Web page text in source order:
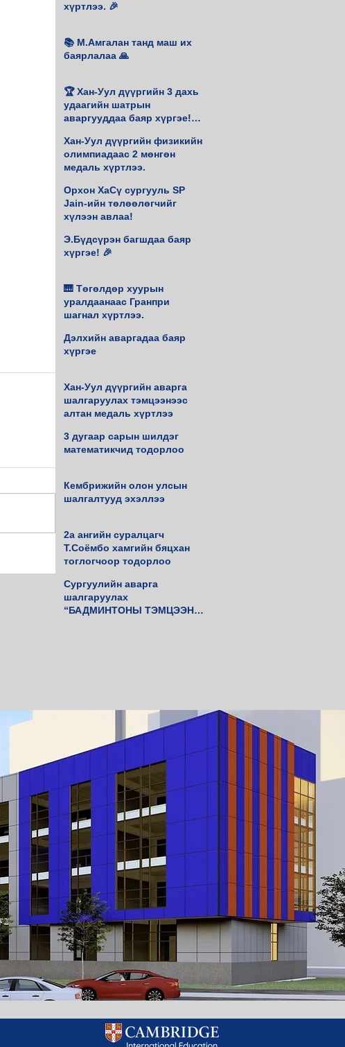
хүртлээ. 🎉
📚 М.Амгалан танд маш их
баярлалаа 🙏
🏆 Хан-Уул дүүргийн 3 дахь
удаагийн шатрын
аваргууддаа баяр хүргэе!♟️
Хан-Уул дүүргийн физикийн
олимпиадаас 2 мөнгөн
медаль хүртлээ.
Орхон ХаСү сургууль SP
Jain-ийн төлөөлөгчийг
хүлээн авлаа!
Э.Бүдсүрэн багшдаа баяр
хүргэе! 🎉
🎹 Төгөлдөр хуурын
уралдаанаас Гранпри
шагнал хүртлээ.
Дэлхийн аваргадаа баяр
хүргэе
Хан-Уул дүүргийн аварга
шалгаруулах тэмцээнээс
алтан медаль хүртлээ
3 дугаар сарын шилдэг
математикчид тодорлоо
Кембрижийн олон улсын
шалгалтууд эхэллээ
2а ангийн суралцагч
Т.Соёмбо хамгийн бяцхан
тоглогчоор тодорлоо
Сургуулийн аварга
шалгаруулах
“БАДМИНТОНЫ ТЭМЦЭЭН”